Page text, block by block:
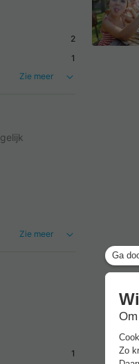
2
1
Zie meer
Zie meer
1